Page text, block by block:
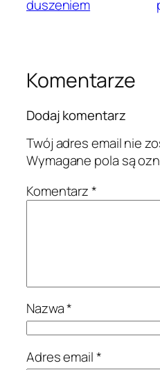
duszeniem
Komentarze
Dodaj komentarz
Twój adres email nie
Wymagane pola są
Komentarz*
Nazwa*
Adres email*